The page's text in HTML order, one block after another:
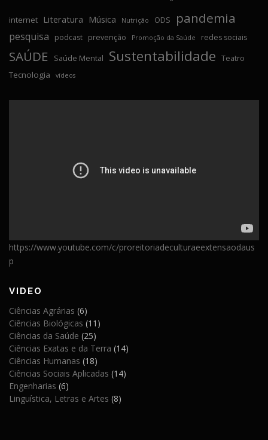
internet Literatura Música Nutrição ODS pandemia
pesquisa podcast prevenção Promoção da Saúde redes sociais
SAÚDE Saúde Mental Sustentabilidade Teatro
Tecnologia vídeos
https://www.youtube.com/c/proreitoriadeculturaeextensaodaus
p
VIDEO
Ciências Agrárias (6)
Ciências Biológicas (11)
Ciências da Saúde (25)
Ciências Exatas e da Terra (14)
Ciências Humanas (18)
Ciências Sociais Aplicadas (14)
Engenharias (6)
Linguística, Letras e Artes (8)